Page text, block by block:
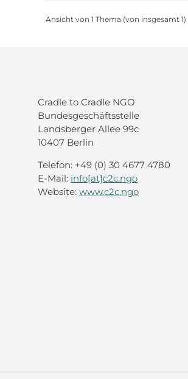
Ansicht von 1 Thema (von insgesamt 1)
Cradle to Cradle NGO
Bundesgeschäftsstelle
Landsberger Allee 99c
10407 Berlin
Telefon: +49 (0) 30 4677 4780
E-Mail: info[at]c2c.ngo
Website: www.c2c.ngo